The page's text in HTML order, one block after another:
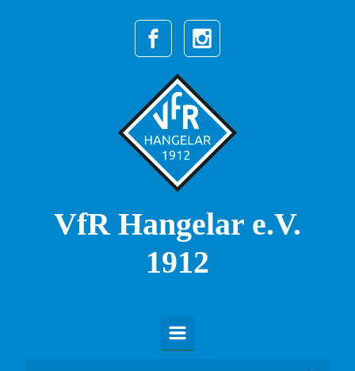
Zum Hauptinhalt springen
VfR Hangelar e.V.
1912